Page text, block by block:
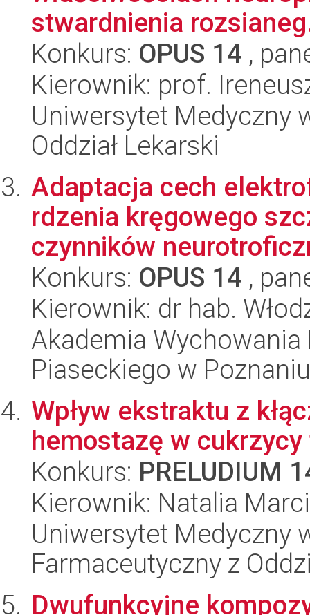
stwardnienia
Konkurs: OPUS 14 ,
Kierownik: prof.
Uniwersytet Medyczny
Oddział Lekarski
Adaptacja cech
rdzenia kręgowego
czynników
Konkurs: OPUS 14 ,
Kierownik: dr hab.
Akademia
Piaseckiego w
Wpływ ekstraktu z
hemostazę w
Konkurs: PRELUDIUM
Kierownik: Natalia
Uniwersytet Medyczny
Farmaceutyczny z
Dwufunkcyjne